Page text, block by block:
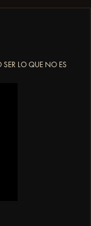
SER LO QUE NO ES